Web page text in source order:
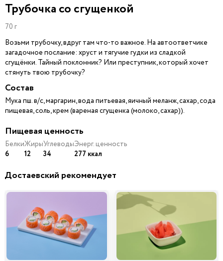
Трубочка со сгущенкой
70 г
Возьми трубочку, вдруг там что-то важное. На автоответчике
загадочное послание: хруст и тягучие гудки из сладкой
сгущёнки. Тайный поклонник? Или преступник, который хочет
стянуть твою трубочку?
Состав
Мука пш. в/с, маргарин, вода питьевая, яичный меланж, сахар, сода
пищевая, соль, крем (вареная сгущенка (молоко, сахар)).
Пищевая ценность
Белки
6
Жиры
12
Углеводы
34
Энерг. ценность
277 ккал
Достаевский рекомендует